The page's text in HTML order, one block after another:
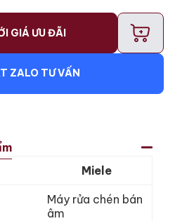
GIÁ ƯU ĐÃI +
ZALO TƯ VẤN
Miele
Máy rửa chén bán
âm